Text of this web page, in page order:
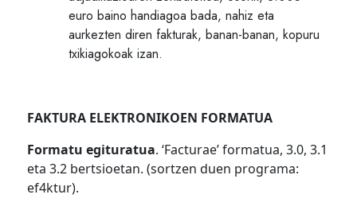
euro baino handiagoa bada, nahiz eta
aurkezten diren fakturak, banan-banan, kopuru
txikiagokoak izan.
FAKTURA ELEKTRONIKOEN FORMATUA
Formatu egituratua. ‘Facturae’ formatua, 3.0, 3.1
eta 3.2 bertsioetan. (sortzen duen programa:
ef4ktur).